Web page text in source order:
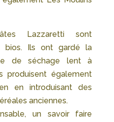
Lazzaretti sont
bios. Ils ont gardé la
de séchage lent à
produisent également
en introduisant des
anciennes.
un savoir faire